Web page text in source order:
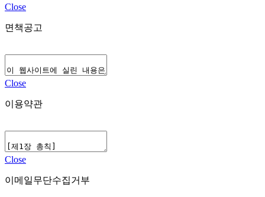
Close
면책공고
Close
이용약관
Close
이메일무단수집거부